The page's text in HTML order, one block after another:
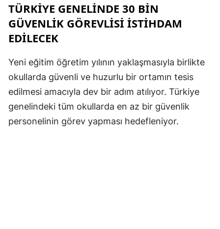
TÜRKIYE GENELINDE 30 BIN
GÜVENLIK GÖREVLISI İSTIHDAM
EDILECEK
Yeni eğitim öğretim yılının yaklaşmasıyla birlikte
okullarda güvenli ve huzurlu bir ortamın tesis
edilmesi amacıyla dev bir adım atılıyor. Türkiye
genelindeki tüm okullarda en az bir güvenlik
personelinin görev yapması hedefleniyor.